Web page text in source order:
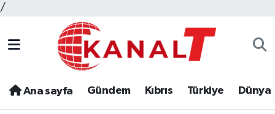
/
Ana sayfa Gündem Kıbrıs Türkiye Dünya